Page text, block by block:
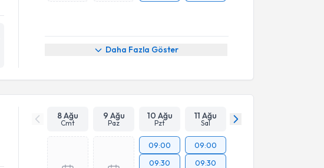
Daha Fazla Göster
8 Ağu
Cmt
9 Ağu
Paz
10 Ağu
Pzt
11 Ağu
Sal
09:00
09:30
09:00
09:30